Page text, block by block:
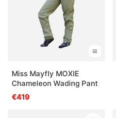
Miss Mayfly MOXIE
Chameleon Wading Pant
€419